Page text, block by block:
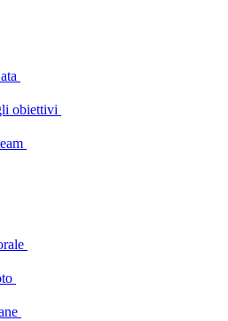
obiettivi